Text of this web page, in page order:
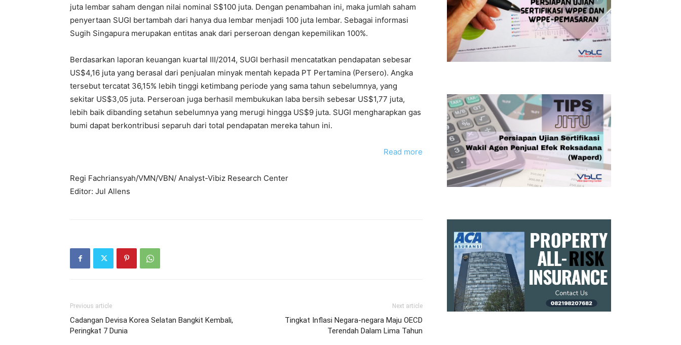
juta lembar saham dengan nilai nominal S$100 juta. Dengan penambahan ini, maka jumlah saham
penyertaan SUGI bertambah dari hanya dua lembar menjadi 100 juta lembar. Sebagai informasi
Sugih Singapura merupakan entitas anak dari perseroan dengan kepemilikan 100%.
Berdasarkan laporan keuangan kuartal III/2014, SUGI berhasil mencatatkan pendapatan sebesar
US$4,16 juta yang berasal dari penjualan minyak mentah kepada PT Pertamina (Persero). Angka
tersebut tercatat 36,15% lebih tinggi ketimbang periode yang sama tahun sebelumnya, yang
sekitar US$3,05 juta. Perseroan juga berhasil membukukan laba bersih sebesar US$1,77 juta,
lebih baik dibanding setahun sebelumnya yang merugi hingga US$9 juta. SUGI mengharapkan gas
bumi dapat berkontribusi separuh dari total pendapatan mereka tahun ini.
Read more
Regi Fachriansyah/VMN/VBN/ Analyst-Vibiz Research Center
Editor: Jul Allens
Previous article
Cadangan Devisa Korea Selatan Bangkit Kembali,
Peringkat 7 Dunia
Next article
Tingkat Inflasi Negara-negara Maju OECD
Terendah Dalam Lima Tahun